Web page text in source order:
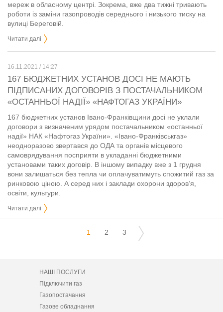
мереж в обласному центрі. Зокрема, вже два тижні тривають
роботи із заміни газопроводів середнього і низького тиску на
вулиці Береговій.
Читати далі
16.11.2021 / 14:27
167 БЮДЖЕТНИХ УСТАНОВ ДОСІ НЕ МАЮТЬ
ПІДПИСАНИХ ДОГОВОРІВ З ПОСТАЧАЛЬНИКОМ
«ОСТАННЬОЇ НАДІЇ» «НАФТОГАЗ УКРАЇНИ»
167 бюджетних установ Івано-Франківщини досі не уклали
договори з визначеним урядом постачальником «останньої
надії» НАК «Нафтогаз України». «Івано-Франківськгаз»
неодноразово звертався до ОДА та органів місцевого
самоврядування посприяти в укладанні бюджетними
установами таких договір. В іншому випадку вже з 1 грудня
вони залишаться без тепла чи оплачуватимуть спожитий газ за
ринковою ціною. А серед них і заклади охорони здоров’я,
освіти, культури.
Читати далі
1 2 3
НАШІ ПОСЛУГИ
Підключити газ
Газопостачання
Газове обладнання